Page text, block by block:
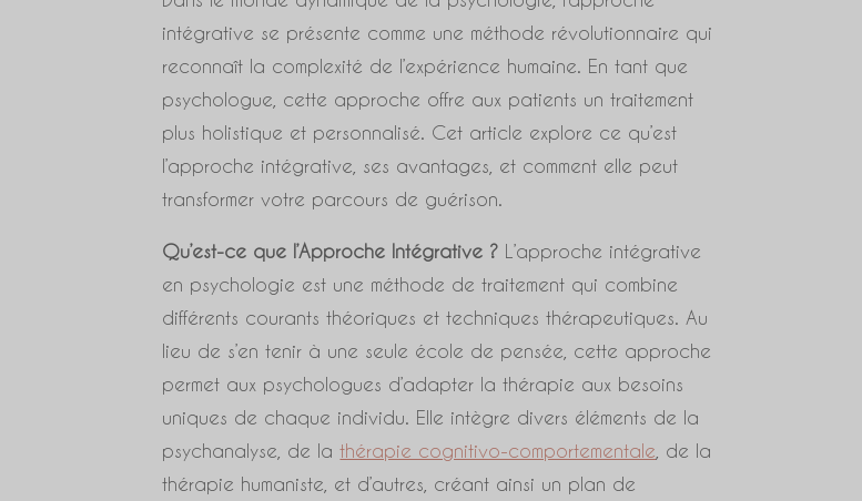
intégrative se présente comme une méthode révolutionnaire qui
reconnaît la complexité de l’expérience humaine. En tant que
psychologue, cette approche offre aux patients un traitement
plus holistique et personnalisé. Cet article explore ce qu’est
l’approche intégrative, ses avantages, et comment elle peut
transformer votre parcours de guérison.
Qu’est-ce que l’Approche Intégrative ? L’approche intégrative
en psychologie est une méthode de traitement qui combine
différents courants théoriques et techniques thérapeutiques. Au
lieu de s’en tenir à une seule école de pensée, cette approche
permet aux psychologues d’adapter la thérapie aux besoins
uniques de chaque individu. Elle intègre divers éléments de la
psychanalyse, de lathérapie cognitivo-comportementale , de la
thérapie humaniste, et d’autres, créant ainsi un plan de